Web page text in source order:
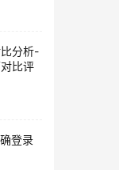
分析-
比评
登录